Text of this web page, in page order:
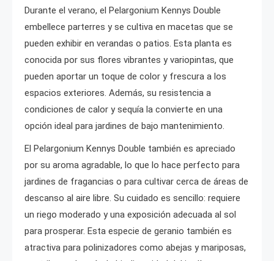
Durante el verano, el Pelargonium Kennys Double
embellece parterres y se cultiva en macetas que se
pueden exhibir en verandas o patios. Esta planta es
conocida por sus flores vibrantes y variopintas, que
pueden aportar un toque de color y frescura a los
espacios exteriores. Además, su resistencia a
condiciones de calor y sequía la convierte en una
opción ideal para jardines de bajo mantenimiento.
El Pelargonium Kennys Double también es apreciado
por su aroma agradable, lo que lo hace perfecto para
jardines de fragancias o para cultivar cerca de áreas de
descanso al aire libre. Su cuidado es sencillo: requiere
un riego moderado y una exposición adecuada al sol
para prosperar. Esta especie de geranio también es
atractiva para polinizadores como abejas y mariposas,